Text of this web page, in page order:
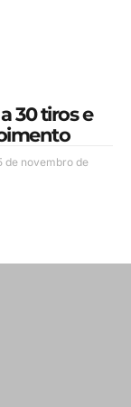
30 tiros e
de novembro de